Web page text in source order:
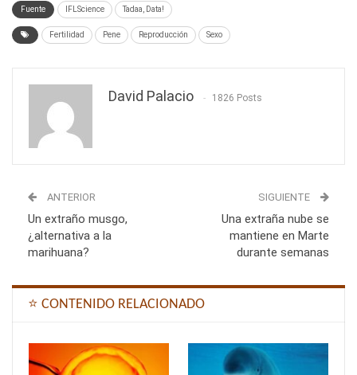
Fuente IFLScience Tadaa, Data!
Fertilidad Pene Reproducción Sexo
David Palacio 1826 Posts
ANTERIOR
Un extraño musgo,
¿alternativa a la
marihuana?
SIGUIENTE
Una extraña nube se
mantiene en Marte
durante semanas
⭐ CONTENIDO RELACIONADO